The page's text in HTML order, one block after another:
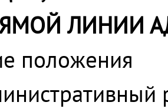
ЛИНИИ
положения